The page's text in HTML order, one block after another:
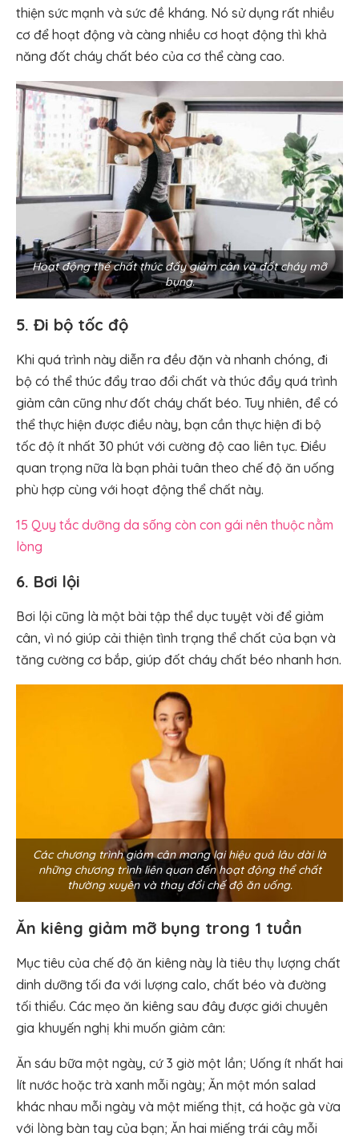
thiện sức mạnh và sức đề kháng. Nó sử dụng rất nhiều
cơ để hoạt động và càng nhiều cơ hoạt động thì khả
năng đốt cháy chất béo của cơ thể càng cao.
Hoạt động thể chất thúc đẩy giảm cân và đốt cháy mỡ
bụng.
5. Đi bộ tốc độ
Khi quá trình này diễn ra đều đặn và nhanh chóng, đi
bộ có thể thúc đẩy trao đổi chất và thúc đẩy quá trình
giảm cân cũng như đốt cháy chất béo. Tuy nhiên, để có
thể thực hiện được điều này, bạn cần thực hiện đi bộ
tốc độ ít nhất 30 phút với cường độ cao liên tục. Điều
quan trọng nữa là bạn phải tuân theo chế độ ăn uống
phù hợp cùng với hoạt động thể chất này.
15 Quy tắc dưỡng da sống còn con gái nên thuộc nằm
lòng
6. Bơi lội
Bơi lội cũng là một bài tập thể dục tuyệt vời để giảm
cân, vì nó giúp cải thiện tình trạng thể chất của bạn và
tăng cường cơ bắp, giúp đốt cháy chất béo nhanh hơn.
Các chương trình giảm cân mang lại hiệu quả lâu dài là
những chương trình liên quan đến hoạt động thể chất
thường xuyên và thay đổi chế độ ăn uống.
Ăn kiêng giảm mỡ bụng trong 1 tuần
Mục tiêu của chế độ ăn kiêng này là tiêu thụ lượng chất
dinh dưỡng tối đa với lượng calo, chất béo và đường
tối thiểu. Các mẹo ăn kiêng sau đây được giới chuyên
gia khuyến nghị khi muốn giảm cân:
Ăn sáu bữa một ngày, cứ 3 giờ một lần; Uống ít nhất hai
lít nước hoặc trà xanh mỗi ngày; Ăn một món salad
khác nhau mỗi ngày và một miếng thịt, cá hoặc gà vừa
với lòng bàn tay của bạn; Ăn hai miếng trái cây mỗi